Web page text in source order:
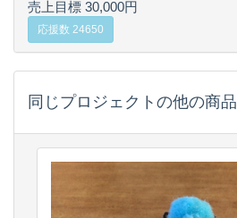
売上目標 30,000円
応援数 24650
同じプロジェクトの他の商品